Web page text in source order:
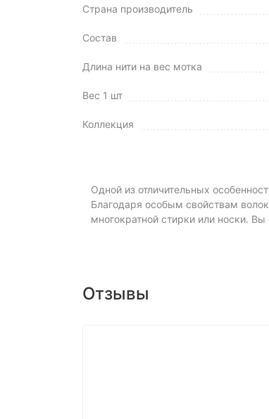
Страна производитель
Состав
Длина нити на вес мотка
Вес 1 шт
Коллекция
Одной из отличительных
Благодаря особым свойствам
многократной стирки или носки.
Отзывы